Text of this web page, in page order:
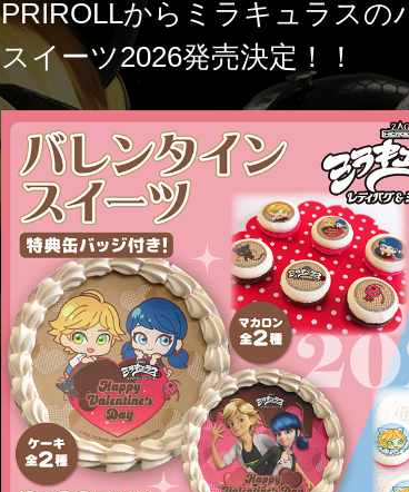
PRIROLLからミラキュラス
スイーツ2026発売決定！！